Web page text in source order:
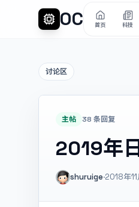
OC 首页 科技
讨论区
主帖 38 条回复
2019年
shuruige·2018年